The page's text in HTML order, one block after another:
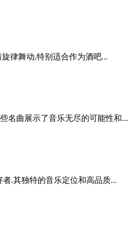
律舞动,特别适合作为酒吧...
名曲展示了音乐无尽的可能性和...
.其独特的音乐定位和高品质...